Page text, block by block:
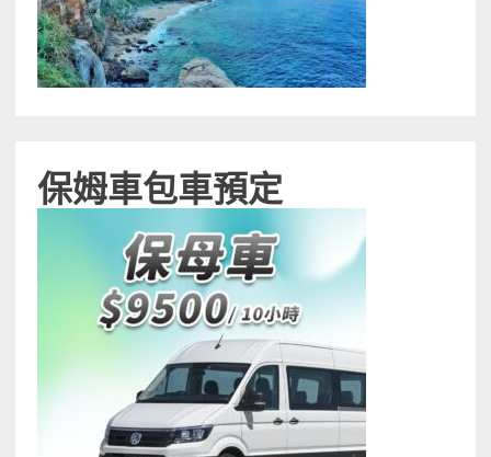
保姆車包車預定